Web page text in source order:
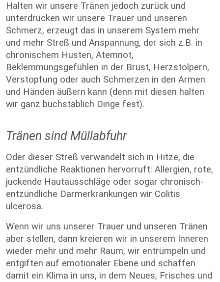
Halten wir unsere Tränen jedoch zurück und
unterdrücken wir unsere Trauer und unseren
Schmerz, erzeugt das in unserem System mehr
und mehr Streß und Anspannung, der sich z.B. in
chronischem Husten, Atemnot,
Beklemmungsgefühlen in der Brust, Herzstolpern,
Verstopfung oder auch Schmerzen in den Armen
und Händen äußern kann (denn mit diesen halten
wir ganz buchstäblich Dinge fest).
Tränen sind Müllabfuhr
Oder dieser Streß verwandelt sich in Hitze, die
entzündliche Reaktionen hervorruft: Allergien, rote,
juckende Hautausschläge oder sogar chronisch-
entzündliche Darmerkrankungen wir Colitis
ulcerosa.
Wenn wir uns unserer Trauer und unseren Tränen
aber stellen, dann kreieren wir in unserem Inneren
wieder mehr und mehr Raum, wir entrümpeln und
entgiften auf emotionaler Ebene und schaffen
damit ein Klima in uns, in dem Neues, Frisches und